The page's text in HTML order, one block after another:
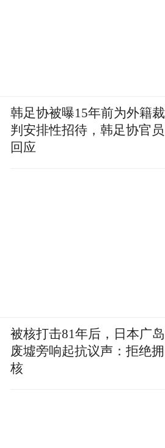
韩足协被曝15年前为外籍裁
判安排性招待，韩足协官员
回应
被核打击81年后，日本广岛
废墟旁响起抗议声：拒绝拥
核